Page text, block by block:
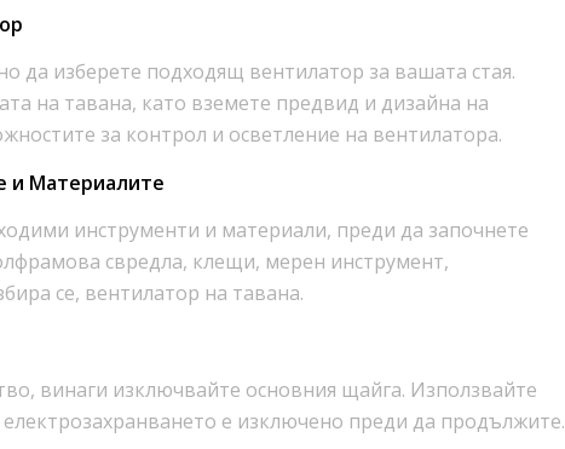
да изберете подходящ вентилатор за вашата стая.
на тавана, като вземете предвид и дизайна на
за контрол и осветление на вентилатора.
и Материалите
инструменти и материали, преди да започнете
свредла, клещи, мерен инструмент,
се, вентилатор на тавана.
винаги изключвайте основния щайга. Използвайте
електрозахранването е изключено преди да продължите.